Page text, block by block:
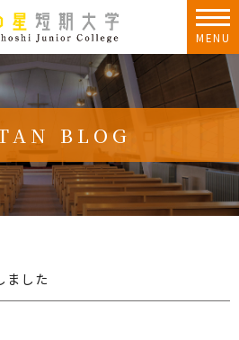
MENU
BLOG
ました